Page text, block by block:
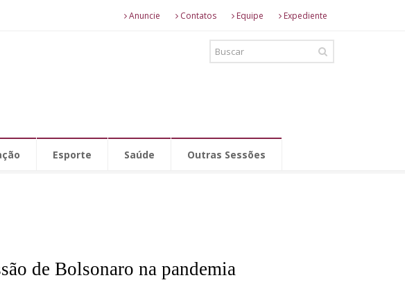
Anuncie Contatos Equipe Expediente
Esporte Saúde Outras Sessões
de Bolsonaro na pandemia